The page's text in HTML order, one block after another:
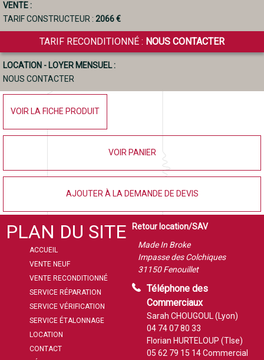
VENTE :
TARIF CONSTRUCTEUR : 2066 €
TARIF RECONDITIONNÉ : NOUS CONTACTER
LOCATION - LOYER MENSUEL :
NOUS CONTACTER
VOIR LA FICHE PRODUIT
VOIR PANIER
AJOUTER À LA DEMANDE DE DEVIS
PLAN DU SITE
ACCUEIL
VENTE NEUF
VENTE RECONDITIONNÉ
SERVICE RÉPARATION
SERVICE VÉRIFICATION
SERVICE ÉTALONNAGE
LOCATION
CONTACT
Retour location/SAV
Made In Broke
Impasse des Colchiques
31150 Fenouillet
Téléphone des
Commerciaux
Sarah CHOUGOUL (Lyon)
04 74 07 80 33
Florian HURTELOUP (Tlse)
05 62 79 15 14Commercial